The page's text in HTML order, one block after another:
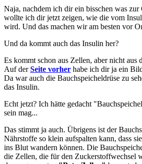
Naja, nachdem ich dir ein bisschen was zur
wollte ich dir jetzt zeigen, wie die vom
wird. Und das machen wir am besten vor
Und da kommt auch das Insulin her?
Es kommt schon aus Zellen, aber nicht aus
Auf derSeite vorher habe ich dir ja ein
Da war auch die Bauchspeicheldrüse zu
das Insulin.
Echt jetzt? Ich hätte gedacht
sein mag...
Das stimmt ja auch. Übrigens ist der
Nährstoffe so klein aufspalten kann, dass
ins Blut wandern können. Die
die Zellen, die für den Zuckerstoffwechsel